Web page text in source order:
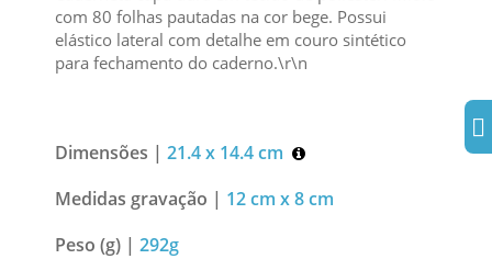
com 80 folhas pautadas na cor bege. Possui
elástico lateral com detalhe em couro sintético
para fechamento do caderno.\r\n
Dimensões | 21.4 x 14.4 cm
Medidas gravação | 12 cm x 8 cm
Peso (g) | 292g